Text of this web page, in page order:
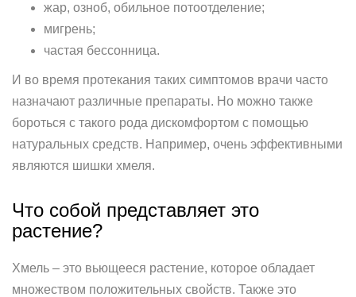
жар, озноб, обильное потоотделение;
мигрень;
частая бессонница.
И во время протекания таких симптомов врачи часто
назначают различные препараты. Но можно также
бороться с такого рода дискомфортом с помощью
натуральных средств. Например, очень эффективными
являются шишки хмеля.
Что собой представляет это
растение?
Хмель – это вьющееся растение, которое обладает
множеством положительных свойств. Также это